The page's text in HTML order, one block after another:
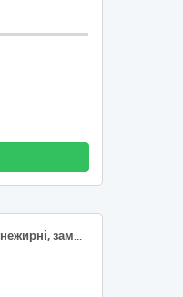
Блоки із свинини знежиловані, нежирні, заморожені